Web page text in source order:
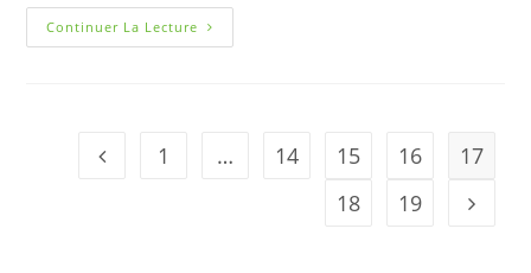
Continuer La Lecture
1 … 14 15 16
17
18
19